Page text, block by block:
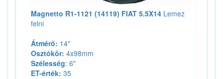
Magnetto R1-1121 (14119) FIAT 5.5X14 Lemez
felni
Átmérő: 14"
Osztókör: 4x98mm
Szélesség: 6"
ET-érték: 35